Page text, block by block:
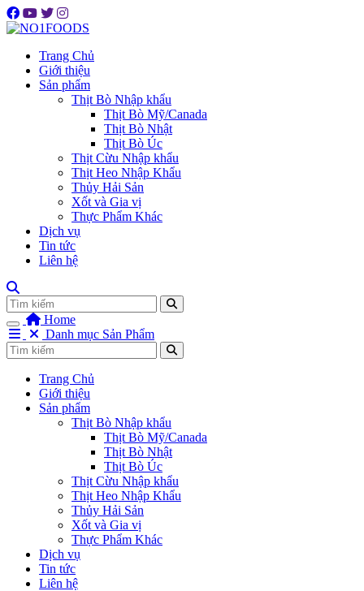
Trang Chủ
Giới thiệu
Sản phẩm
Thịt Bò Nhập khẩu
Thịt Bò Mỹ/Canada
Thịt Bò Nhật
Thịt Bò Úc
Thịt Cừu Nhập khẩu
Thịt Heo Nhập Khẩu
Thủy Hải Sản
Xốt và Gia vị
Thực Phẩm Khác
Dịch vụ
Tin tức
Liên hệ
Home
Danh mục Sản Phẩm
Trang Chủ
Giới thiệu
Sản phẩm
Thịt Bò Nhập khẩu
Thịt Bò Mỹ/Canada
Thịt Bò Nhật
Thịt Bò Úc
Thịt Cừu Nhập khẩu
Thịt Heo Nhập Khẩu
Thủy Hải Sản
Xốt và Gia vị
Thực Phẩm Khác
Dịch vụ
Tin tức
Liên hệ